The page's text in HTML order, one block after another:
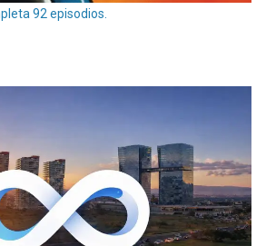
92 episodios.